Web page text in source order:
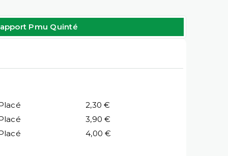
Pmu Quinté
2,30 €
3,90 €
4,00 €